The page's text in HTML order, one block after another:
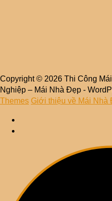
Copyright © 2026 Thi Công
Nghiệp – Mái Nhà Đẹp -
Themes Giới thiệu về Mái Nhà